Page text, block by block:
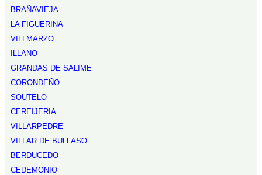
BRAÑAVIEJA
LA FIGUERINA
VILLMARZO
ILLANO
GRANDAS DE SALIME
CORONDEÑO
SOUTELO
CEREIJERIA
VILLARPEDRE
VILLAR DE BULLASO
BERDUCEDO
CEDEMONIO